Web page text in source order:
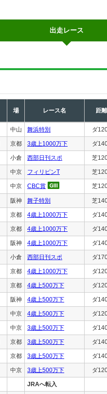
出走レース
場 レース名 距離
中山 舞浜特別 ダ
京都 3歳上1000万下 ダ
小倉 西部日刊スポ 芝
中京 フィリピンT 芝
中京 CBC賞 芝
阪神 舞子特別 芝
京都 4歳上1000万下 ダ
京都 4歳上1000万下 ダ
阪神 4歳上1000万下 ダ
小倉 西部日刊スポ ダ
京都 4歳上1000万下 ダ
京都 4歳上500万下 ダ
阪神 4歳上500万下 ダ
中京 4歳上500万下 ダ
中京 3歳上500万下 ダ
京都 3歳上500万下 ダ
京都 3歳上500万下 ダ
中京 3歳上500万下 ダ
JRAへ転入